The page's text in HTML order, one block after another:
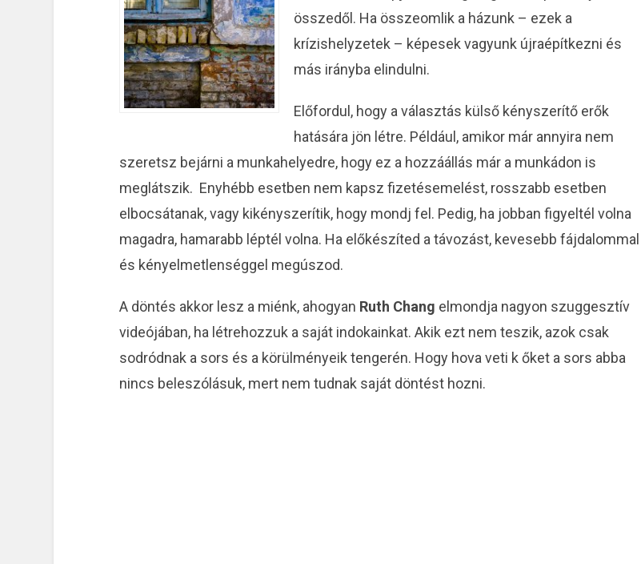
összedől. Ha összeomlik a házunk – ezek a
krízishelyzetek – képesek vagyunk újraépítkezni és
más irányba elindulni.
Előfordul, hogy a választás külső kényszerítő erők
hatására jön létre. Például, amikor már annyira nem
szeretsz bejárni a munkahelyedre, hogy ez a hozzáállás már a munkádon is
meglátszik. Enyhébb esetben nem kapsz fizetésemelést, rosszabb esetben
elbocsátanak, vagy kikényszerítik, hogy mondj fel. Pedig, ha jobban figyeltél volna
magadra, hamarabb léptél volna. Ha előkészíted a távozást, kevesebb fájdalommal
és kényelmetlenséggel megúszod.
A döntés akkor lesz a miénk, ahogyan Ruth Chang elmondja nagyon szuggesztív
videójában, ha létrehozzuk a saját indokainkat. Akik ezt nem teszik, azok csak
sodródnak a sors és a körülményeik tengerén. Hogy hova veti k őket a sors abba
nincs beleszólásuk, mert nem tudnak saját döntést hozni.